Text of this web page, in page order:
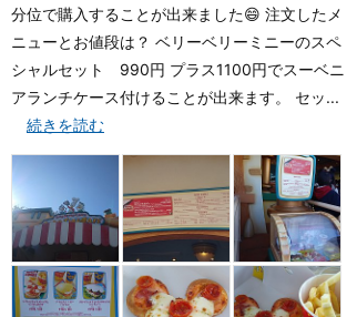
分位で購入することが出来ました😄 注文したメ
ニューとお値段は？ ベリーベリーミニーのスペ
シャルセット 990円 プラス1100円でスーベニ
アランチケース付けることが出来ます。 セッ...
続きを読む